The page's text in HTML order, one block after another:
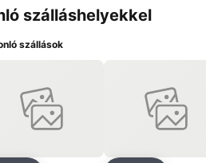
szálláshelyekkel
szállások